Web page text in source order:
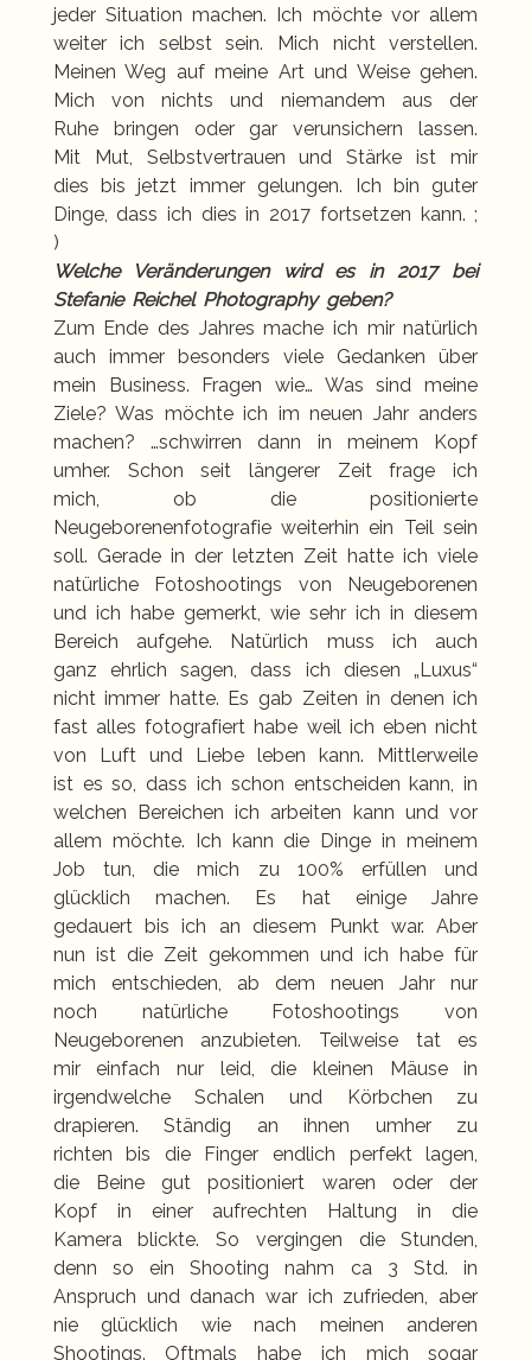
jeder Situation machen. Ich möchte vor allem
weiter ich selbst sein. Mich nicht verstellen.
Meinen Weg auf meine Art und Weise gehen.
Mich von nichts und niemandem aus der
Ruhe bringen oder gar verunsichern lassen.
Mit Mut, Selbstvertrauen und Stärke ist mir
dies bis jetzt immer gelungen. Ich bin guter
Dinge, dass ich dies in 2017 fortsetzen kann. ;
)
Welche Veränderungen wird es in 2017 bei
Stefanie Reichel Photography geben?
Zum Ende des Jahres mache ich mir natürlich
auch immer besonders viele Gedanken über
mein Business. Fragen wie… Was sind meine
Ziele? Was möchte ich im neuen Jahr anders
machen? …schwirren dann in meinem Kopf
umher. Schon seit längerer Zeit frage ich
mich, ob die positionierte
Neugeborenenfotografie weiterhin ein Teil sein
soll. Gerade in der letzten Zeit hatte ich viele
natürliche Fotoshootings von Neugeborenen
und ich habe gemerkt, wie sehr ich in diesem
Bereich aufgehe. Natürlich muss ich auch
ganz ehrlich sagen, dass ich diesen „Luxus“
nicht immer hatte. Es gab Zeiten in denen ich
fast alles fotografiert habe weil ich eben nicht
von Luft und Liebe leben kann. Mittlerweile
ist es so, dass ich schon entscheiden kann, in
welchen Bereichen ich arbeiten kann und vor
allem möchte. Ich kann die Dinge in meinem
Job tun, die mich zu 100% erfüllen und
glücklich machen. Es hat einige Jahre
gedauert bis ich an diesem Punkt war. Aber
nun ist die Zeit gekommen und ich habe für
mich entschieden, ab dem neuen Jahr nur
noch natürliche Fotoshootings von
Neugeborenen anzubieten. Teilweise tat es
mir einfach nur leid, die kleinen Mäuse in
irgendwelche Schalen und Körbchen zu
drapieren. Ständig an ihnen umher zu
richten bis die Finger endlich perfekt lagen,
die Beine gut positioniert waren oder der
Kopf in einer aufrechten Haltung in die
Kamera blickte. So vergingen die Stunden,
denn so ein Shooting nahm ca 3 Std. in
Anspruch und danach war ich zufrieden, aber
nie glücklich wie nach meinen anderen
Shootings. Oftmals habe ich mich sogar